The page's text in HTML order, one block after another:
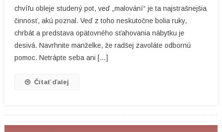
Lepšie
chvíľu obleje studený pot, veď „malování“ je ta najstrašnejšia
činnosť, akú poznal. Veď z toho neskutočne bolia ruky,
chrbát a predstava opätovného sťahovania nábytku je
desivá. Navrhnite manželke, že radšej zavoláte odbornú
pomoc. Netrápte seba ani […]
Čítať ďalej